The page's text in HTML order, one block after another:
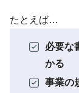
たとえば…
必要な
かる
事業の